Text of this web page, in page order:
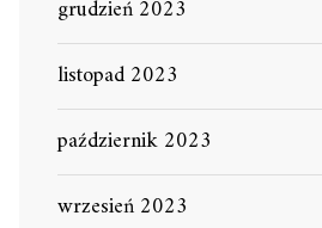
grudzień 2023
listopad 2023
październik 2023
wrzesień 2023